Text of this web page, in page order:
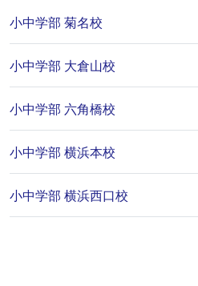
小中学部 菊名校
小中学部 大倉山校
小中学部 六角橋校
小中学部 横浜本校
小中学部 横浜西口校